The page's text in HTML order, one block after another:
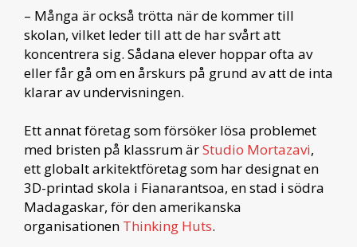
– Många är också trötta när de kommer till
skolan, vilket leder till att de har svårt att
koncentrera sig. Sådana elever hoppar ofta av
eller får gå om en årskurs på grund av att de inta
klarar av undervisningen.
Ett annat företag som försöker lösa problemet
med bristen på klassrum ärStudio Mortazavi,
ett globalt arkitektföretag som har designat en
3D-printad skola i Fianarantsoa, ​​en stad i södra
Madagaskar, för den amerikanska
organisationen Thinking Huts.